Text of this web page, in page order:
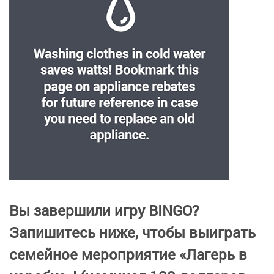
Вы завершили игру BINGO?
Запишитесь ниже, чтобы выиграть
семейное мероприятие «Лагерь в